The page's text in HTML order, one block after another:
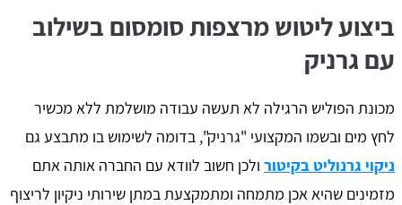
ביצוע ליטוש מרצפות סומסום בשילוב
עם גרניק
מכונת הפוליש הרגילה לא תעשה עבודה מושלמת ללא מכשיר
לחץ מים ובשמו המקצועי "גרניק", בדומה לשימוש בו מתבצע גם
ניקוי גרנוליט בקיטור ולכן חשוב לוודא עם החברה אותה אתם
מזמינים שהיא אכן מתמחה ומתמקצעת במתן שירותי ניקיון לריצוף